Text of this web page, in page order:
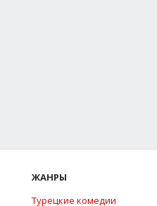
ЖАНРЫ
Турецкие комедии